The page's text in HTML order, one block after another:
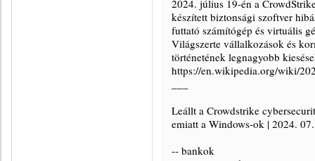
2024. július 19-én a
készített biztonsági szoftver
futtató számítógép és virtuális
Világszerte vállalkozások és
történetének legnagyobb
https://en.wikipedia.org/wiki/
Leállt a Crowdstrike
emiatt a Windows-ok | 2024.
-- bankok